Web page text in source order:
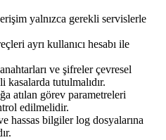
yalnızca gerekli servislerle
ayrı kullanıcı hesabı ile
ve şifreler çevresel
tutulmalıdır.
atılan görev parametreleri
edilmelidir.
hassas bilgiler log dosyalarına